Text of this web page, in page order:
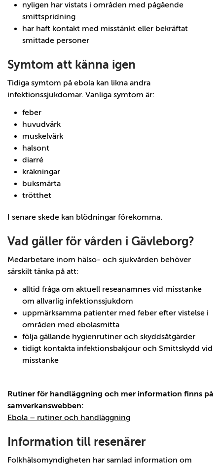
nyligen har vistats i områden med pågående
smittspridning
har haft kontakt med misstänkt eller bekräftat
smittade personer
Symtom att känna igen
Tidiga symtom på ebola kan likna andra
infektionssjukdomar. Vanliga symtom är:
feber
huvudvärk
muskelvärk
halsont
diarré
kräkningar
buksmärta
trötthet
I senare skede kan blödningar förekomma.
Vad gäller för vården i Gävleborg?
Medarbetare inom hälso- och sjukvården behöver
särskilt tänka på att:
alltid fråga om aktuell reseanamnes vid misstanke
om allvarlig infektionssjukdom
uppmärksamma patienter med feber efter vistelse i
områden med ebolasmitta
följa gällande hygienrutiner och skyddsåtgärder
tidigt kontakta infektionsbakjour och Smittskydd vid
misstanke
Rutiner för handläggning och mer information finns på
samverkanswebben:
Ebola – rutiner och handläggning
Information till resenärer
Folkhälsomyndigheten har samlad information om